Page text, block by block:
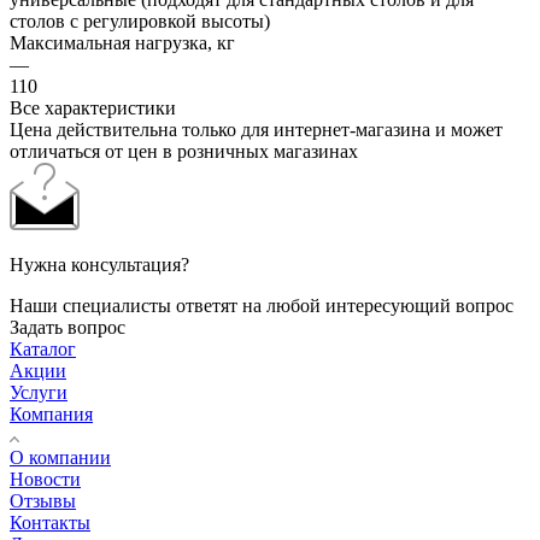
столов с регулировкой высоты)
Максимальная нагрузка, кг
—
110
Все характеристики
Цена действительна только для интернет-магазина и может
отличаться от цен в розничных магазинах
Нужна консультация?
Наши специалисты ответят на любой интересующий вопрос
Задать вопрос
Каталог
Акции
Услуги
Компания
О компании
Новости
Отзывы
Контакты